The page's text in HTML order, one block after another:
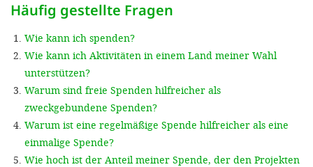
Häufig gestellte Fragen
Wie kann ich spenden?
Wie kann ich Aktivitäten in einem Land meiner Wahl
unterstützen?
Warum sind freie Spenden hilfreicher als
zweckgebundene Spenden?
Warum ist eine regelmäßige Spende hilfreicher als eine
einmalige Spende?
Wie hoch ist der Anteil meiner Spende, der den Projekten